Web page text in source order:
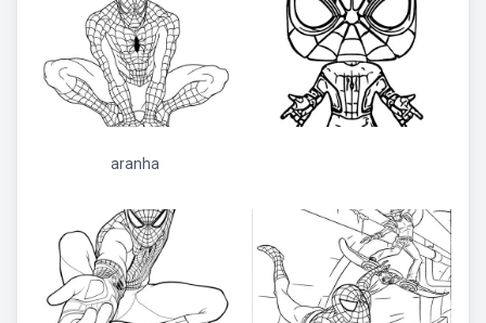
aranha